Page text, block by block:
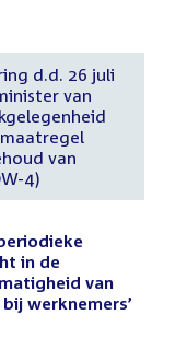
d.d. 26 juli
van
van
4)
in de
van
werknemers’